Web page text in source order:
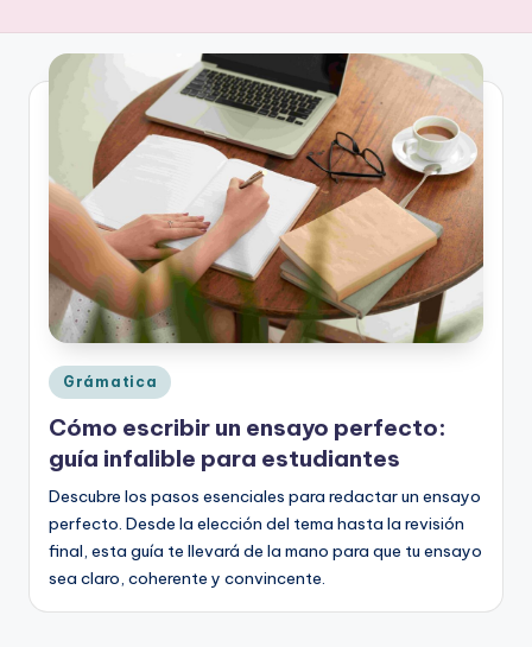
a
rt
o
g
r
a
fí
a
y
e
d
u
c
Publicado
en
Grámatica
Cómo escribir un ensayo perfecto:
guía infalible para estudiantes
Descubre los pasos esenciales para redactar un ensayo
perfecto. Desde la elección del tema hasta la revisión
final, esta guía te llevará de la mano para que tu ensayo
sea claro, coherente y convincente.